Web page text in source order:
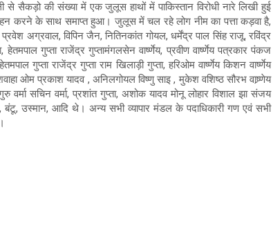
से सैकड़ो की संख्या में एक जुलूस हाथों में पाकिस्तान विरोधी नारे लिखी हुई
करने के साथ समाप्त हुआ। जुलूस में चल रहे लोग नीम का पत्ता कड़वा है,
अग्रवाल, विपिन जैन, नितिनकांत गोयल, धर्मेंद्र पाल सिंह राजू, रविंद्र
गुप्ता राजेंद्र गुप्तामंगलसेन वार्ष्णेय, प्रवीण वार्ष्णेय पत्रकार पंकज
गुप्ता राजेंद्र गुप्ता राम खिलाड़ी गुप्ता, हरिओम वार्ष्णेय किशन वार्ष्णेय
ओम प्रकाश यादव , अनिलगोयल विष्णु साइ , मुकेश वशिष्ठ सौरभ वाष्र्णेय
वर्मा सचिन वर्मा, प्रशांत गुप्ता, अशोक यादव मोनू लोहार विशाल झा संजय
उस्मान, आदि थे। अन्य सभी व्यापार मंडल के पदाधिकारी गण एवं सभी